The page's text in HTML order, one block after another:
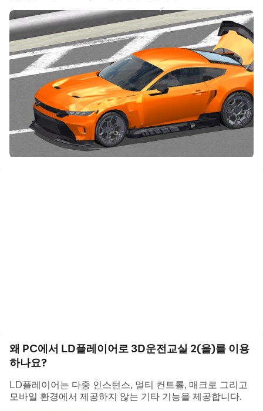
또한 파일 전송 기능을 통해 이미지, 비디오 및 파일을 공유
하는 것도 매우 쉬워집니다.
컴퓨터에서 3D운전교실 2(을)를 다운로드하고 실행하여 큰
화면과 고화질의 PC 환경에서 즐기세요!
2024년 대한민국 운전면허 실기게임 시즌2 입니다.
게임을 통해 연습할 수 있는 시뮬레이션 앱입니다.
왜 PC에서 LD플레이어로 3D운전교실 2(을)를 이용
하나요?
LD플레이어는 다중 인스턴스, 멀티 컨트롤, 매크로 그리고
모바일 환경에서 제공하지 않는 기타 기능을 제공합니다.